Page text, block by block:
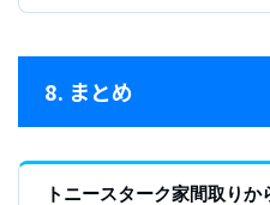
8. まとめ
トニースターク家間取り